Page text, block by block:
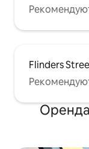
Flinders
Оренда